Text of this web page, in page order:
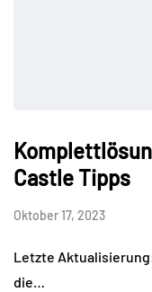
Castle Tipps
Oktober 17, 2023
Letzte
die…